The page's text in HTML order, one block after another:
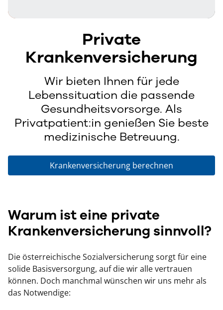
Private
Krankenversicherung
Wir bieten Ihnen für jede
Lebenssituation die passende
Gesundheitsvorsorge. Als
Privatpatient:in genießen Sie beste
medizinische Betreuung.
Krankenversicherung berechnen
Warum ist eine private
Krankenversicherung sinnvoll?
Die österreichische Sozialversicherung sorgt für eine
solide Basisversorgung, auf die wir alle vertrauen
können. Doch manchmal wünschen wir uns mehr als
das Notwendige: